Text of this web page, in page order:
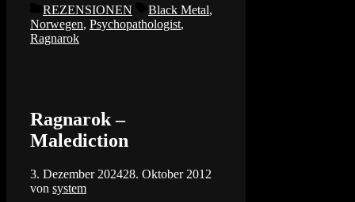
Kategorien
REZENSIONEN Schlagwörter
Black Metal,
Norwegen, Psychopathologist,
Ragnarok
Ragnarok –
Malediction
3. Dezember 202428. Oktober 2012
von system